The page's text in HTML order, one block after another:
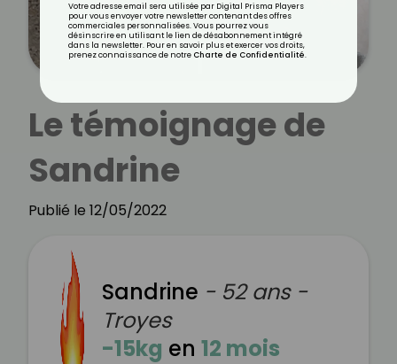
Le témoignage de
Sandrine
Publié le 12/05/2022
Sandrine - 52 ans -
Troyes
-15kg en 12 mois
Votre adresse email sera utilisée par Digital Prisma Players
pour vous envoyer votre newsletter contenant des offres
commerciales personnalisées. Vous pourrez vous
désinscrire en utilisant le lien de désabonnement intégré
dans la newsletter. Pour en savoir plus et exercer vos droits,
prenez connaissance de notre Charte de Confidentialité.